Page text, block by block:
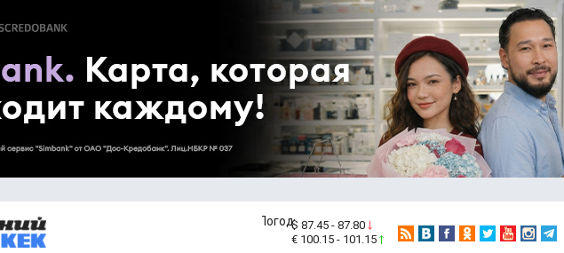
$ 87.45 - 87.80
€ 100.15 - 101.15